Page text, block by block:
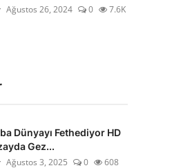
Ağustos 26, 2024 0 7.6K
Dünyayı Fethediyor HD
Gez...
Ağustos 3, 2025 0 608